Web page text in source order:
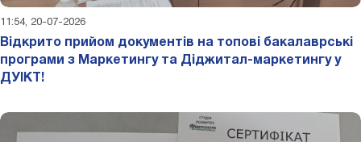
11:54, 20-07-2026
Відкрито прийом документів на топові бакалаврські
програми з Маркетингу та Діджитал-маркетингу у
ДУІКТ!